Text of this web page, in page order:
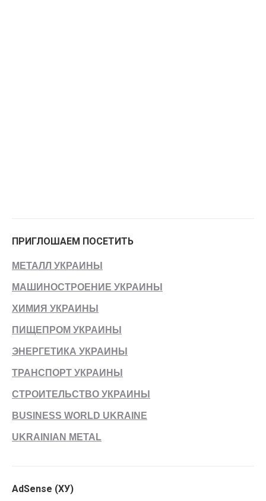
ПРИГЛОШАЕМ ПОСЕТИТЬ
МЕТАЛЛ УКРАИНЫ
МАШИНОСТРОЕНИЕ УКРАИНЫ
ХИМИЯ УКРАИНЫ
ПИЩЕПРОМ УКРАИНЫ
ЭНЕРГЕТИКА УКРАИНЫ
ТРАНСПОРТ УКРАИНЫ
СТРОИТЕЛЬСТВО УКРАИНЫ
BUSINESS WORLD UKRAINE
UKRAINIAN METAL
AdSense (ХУ)